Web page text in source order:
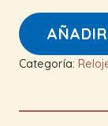
cantidad
Categoría: